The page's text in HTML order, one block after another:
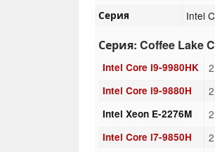
Серия Intel
Серия: Coffee Lake
Intel Core i9-9980HK
Intel Core i9-9880H
Intel Xeon E-2276M
Intel Core i7-9850H